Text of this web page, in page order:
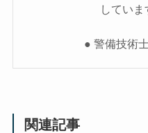
してい
● 警備技術
関連記事